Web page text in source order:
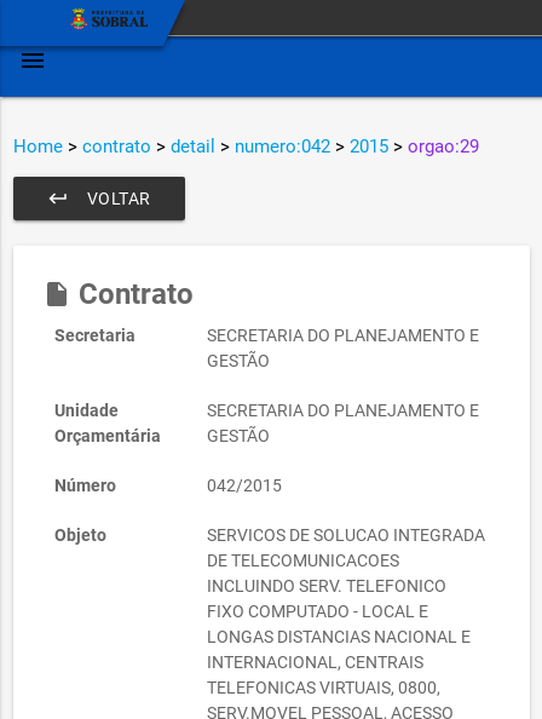
menu
Home > contrato > detail > numero:042 > 2015 > orgao:29
VOLTAR
keyboard_return
insert_drive_file Contrato
Secretaria
SECRETARIA DO PLANEJAMENTO E
GESTÃO
Unidade
Orçamentária
SECRETARIA DO PLANEJAMENTO E
GESTÃO
Número 042/2015
Objeto
SERVICOS DE SOLUCAO INTEGRADA
DE TELECOMUNICACOES
INCLUINDO SERV. TELEFONICO
FIXO COMPUTADO - LOCAL E
LONGAS DISTANCIAS NACIONAL E
INTERNACIONAL, CENTRAIS
TELEFONICAS VIRTUAIS, 0800,
SERV.MOVEL PESSOAL, ACESSO